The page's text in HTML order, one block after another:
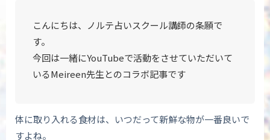
こんにちは、ノルテ占いスクール講師の条願で
す。
今回は一緒にYouTubeで活動をさせていただいて
いるMeireen先生とのコラボ記事です
体に取り入れる食材は、いつだって新鮮な物が一番良いで
すよね。